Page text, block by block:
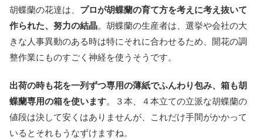
胡蝶蘭の花達は、 プロが胡蝶蘭の育て方を考えに考え抜いて
作られた、努力の結晶。胡蝶蘭の生産者は、選挙や会社の大
きな人事異動のある時は特にそれに合わせるため、開花の調
整作業にものすごく神経を使うそうです。
出荷の時も花を一列ずつ専用の薄紙でふんわり包み、箱も胡
蝶蘭専用の箱を使います。３本、４本立ての立派な胡蝶蘭の
値段は決して安くはありませんが、これだけ手間がかかって
いるとそれもうなずけますね。